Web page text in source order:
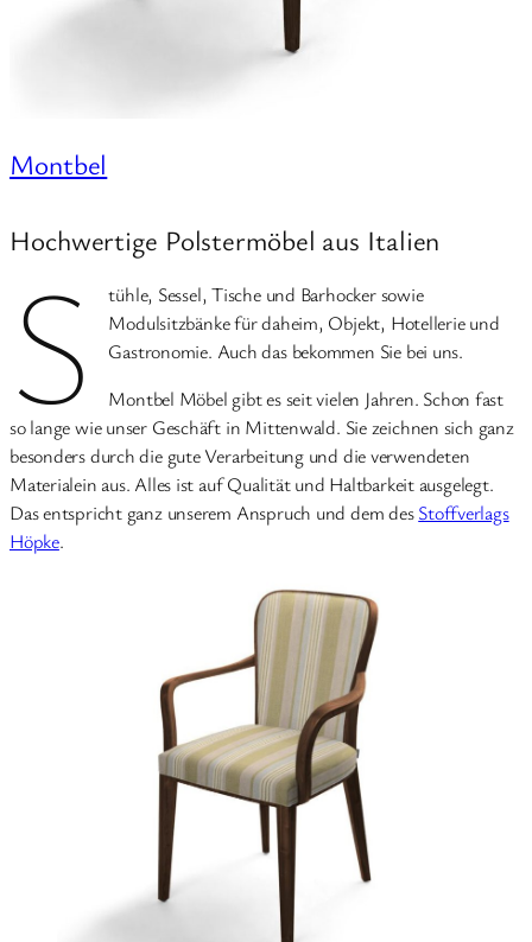
Montbel
Hochwertige Polstermöbel aus Italien
S
tühle, Sessel, Tische und Barhocker sowie
Modulsitzbänke für daheim, Objekt, Hotellerie und
Gastronomie. Auch das bekommen Sie bei uns.
Montbel Möbel gibt es seit vielen Jahren. Schon fast
so lange wie unser Geschäft in Mittenwald. Sie zeichnen sich ganz
besonders durch die gute Verarbeitung und die verwendeten
Materialein aus. Alles ist auf Qualität und Haltbarkeit ausgelegt.
Das entspricht ganz unserem Anspruch und dem desStoffverlags
Höpke.